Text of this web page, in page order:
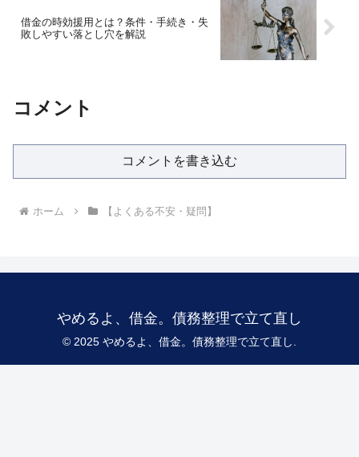
借金の時効援用とは？条件・手続き・失
敗しやすい落とし穴を解説
コメント
コメントを書き込む
ホーム 【よくある不安・疑問】
やめるよ、借金。債務整理で立て直し
© 2025 やめるよ、借金。債務整理で立て直し.